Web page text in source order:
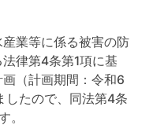
業等に係る被害の防
律第4条第1項に基
（計画期間：令和6
したので、同法第4条
。